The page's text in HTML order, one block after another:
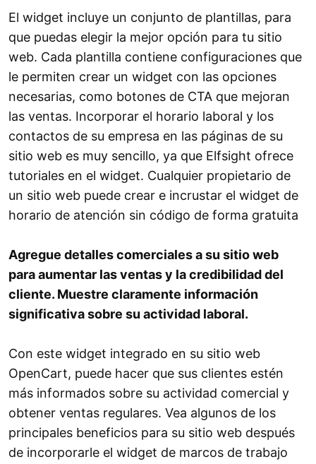
El widget incluye un conjunto de plantillas, para
que puedas elegir la mejor opción para tu sitio
web. Cada plantilla contiene configuraciones que
le permiten crear un widget con las opciones
necesarias, como botones de CTA que mejoran
las ventas. Incorporar el horario laboral y los
contactos de su empresa en las páginas de su
sitio web es muy sencillo, ya que Elfsight ofrece
tutoriales en el widget. Cualquier propietario de
un sitio web puede crear e incrustar el widget de
horario de atención sin código de forma gratuita
Agregue detalles comerciales a su sitio web
para aumentar las ventas y la credibilidad del
cliente. Muestre claramente información
significativa sobre su actividad laboral.
Con este widget integrado en su sitio web
OpenCart, puede hacer que sus clientes estén
más informados sobre su actividad comercial y
obtener ventas regulares. Vea algunos de los
principales beneficios para su sitio web después
de incorporarle el widget de marcos de trabajo